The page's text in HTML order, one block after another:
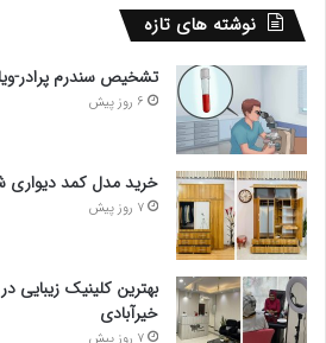
نوشته های تازه
تشخیص سندرم پرادر-
6 روز پیش
خرید مدل کمد دیواری
7 روز پیش
بهترین کلینیک زیبایی
خیرآبادی
7 روز پیش